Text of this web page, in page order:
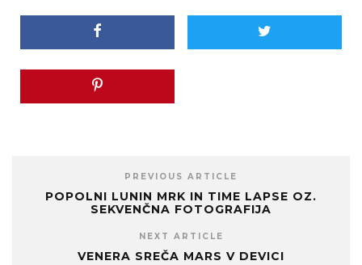
PREVIOUS ARTICLE
POPOLNI LUNIN MRK IN TIME LAPSE OZ.
SEKVENČNA FOTOGRAFIJA
NEXT ARTICLE
VENERA SREČA MARS V DEVICI